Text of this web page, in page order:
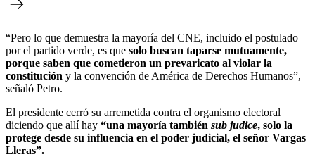
“Pero lo que demuestra la mayoría del CNE, incluido el postulado
por el partido verde, es que solo buscan taparse mutuamente,
porque saben que cometieron un prevaricato al violar la
constitución y la convención de América de Derechos Humanos”,
señaló Petro.
El presidente cerró su arremetida contra el organismo electoral
diciendo que allí hay “una mayoría también sub judice, solo la
protege desde su influencia en el poder judicial, el señor Vargas
Lleras”.